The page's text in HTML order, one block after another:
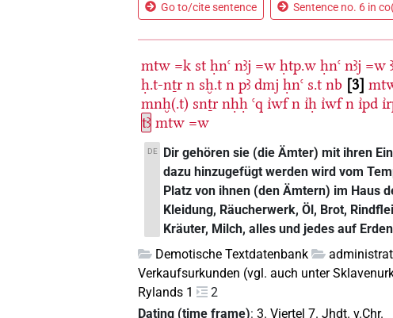
Go to/cite sentence Sentence no. 6 in
mtw =k st ḥnꜥ nꜣj =w ḥtp.w ḥnꜥ nꜣj =w
ḥ.t-nṯr n sḫ.t n pꜣ dmj ḥnꜥ s.t nb 3
mnḫ(.t) snṯr nḥḥ ꜥq ı͗wf n ı͗ḥ ı͗wf n ı͗pd
tꜣ mtw =w
DE
Dir gehören sie (die Ämter) mit ihren
dazu hinzugefügt werden wird vom
Platz von ihnen (den Ämtern) im Haus
Kleidung, Räucherwerk, Öl, Brot,
Kräuter, Milch, alles und jedes auf
Demotische Textdatenbank
Verkaufsurkunden (vgl. auch unter
Rylands 1
2
Dating (time frame):3. Viertel 7. Jhdt. v.Chr.